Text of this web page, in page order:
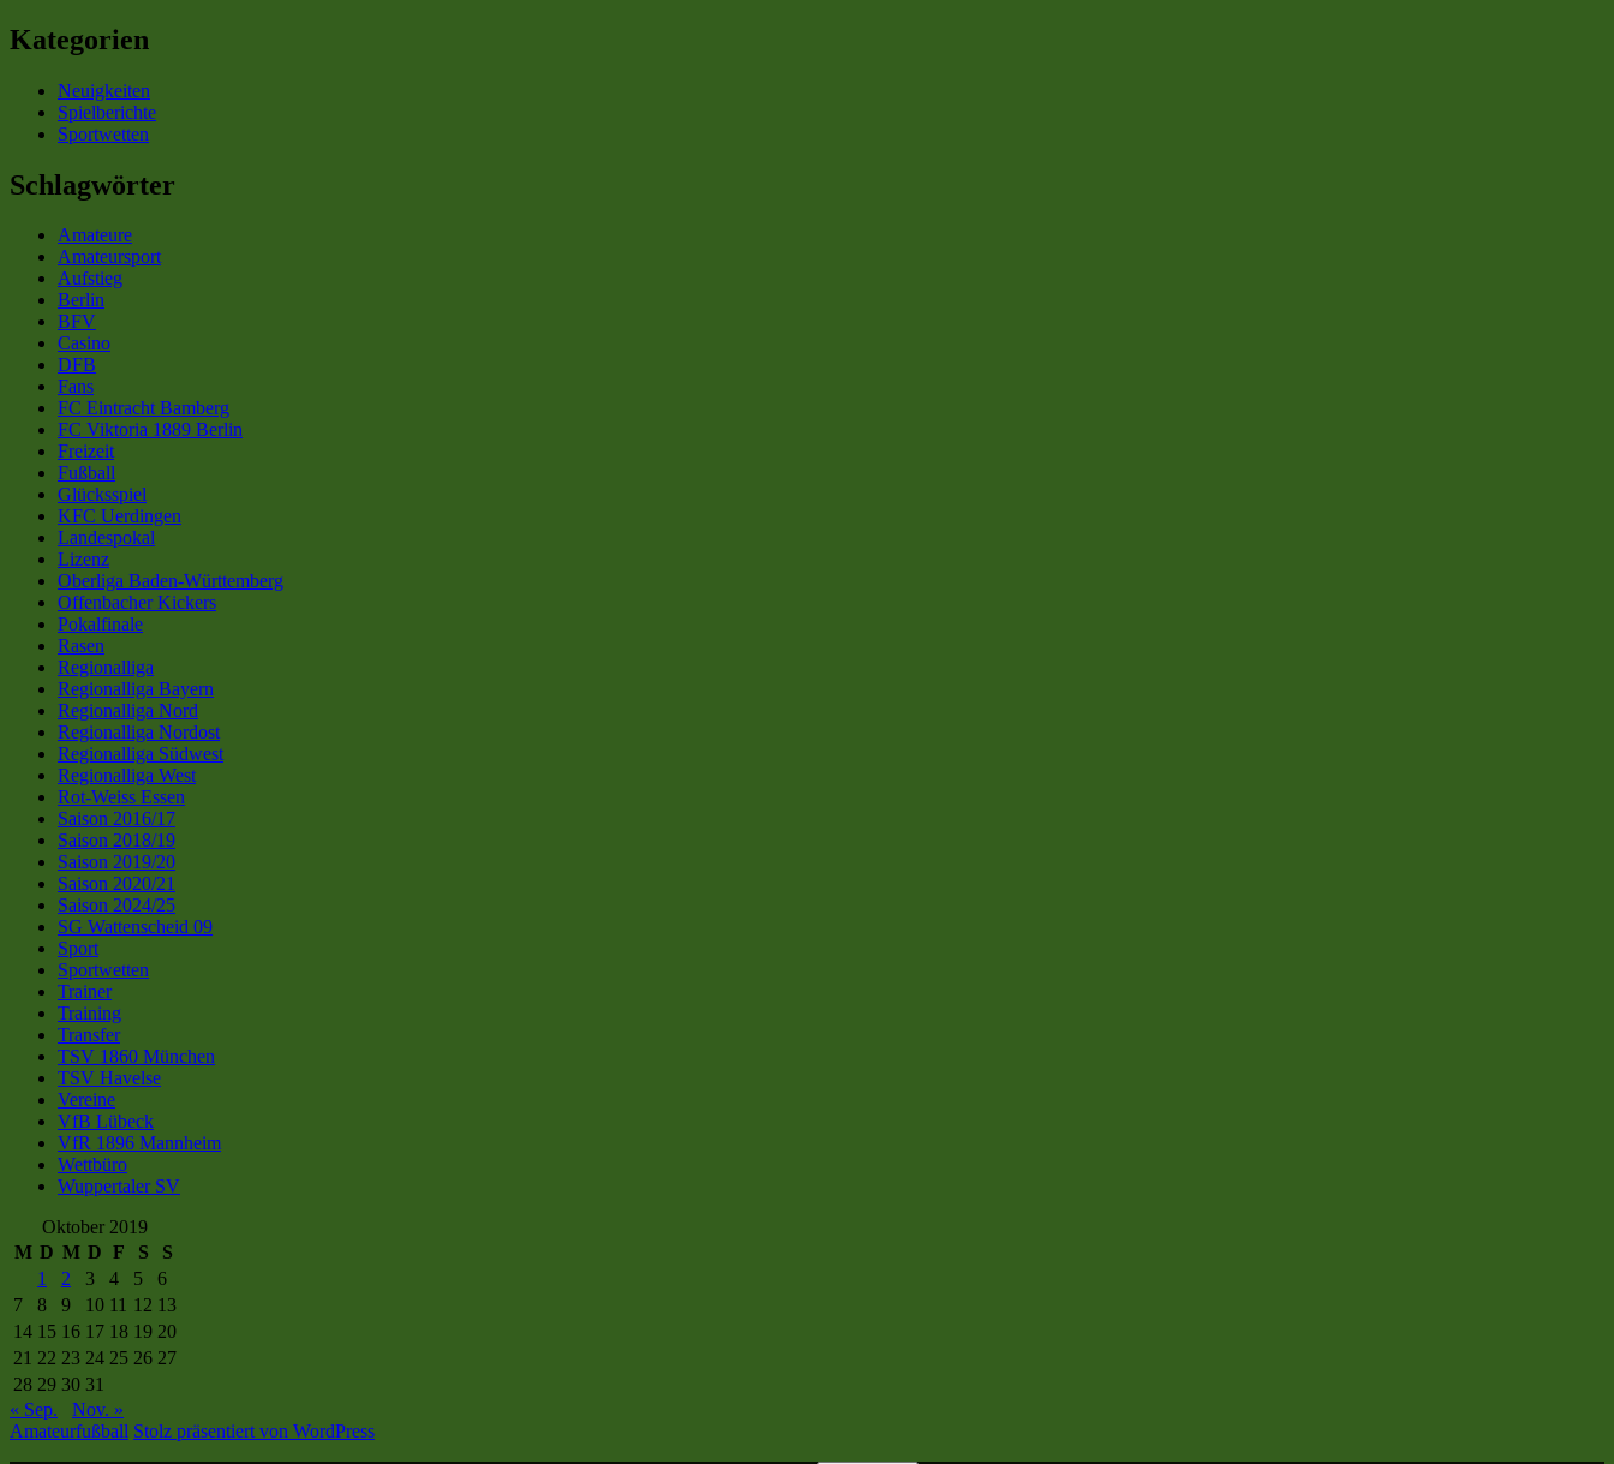
Kategorien
Neuigkeiten
Spielberichte
Sportwetten
Schlagwörter
Amateure
Amateursport
Aufstieg
Berlin
BFV
Casino
DFB
Fans
FC Eintracht Bamberg
FC Viktoria 1889 Berlin
Freizeit
Fußball
Glücksspiel
KFC Uerdingen
Landespokal
Lizenz
Oberliga Baden-Württemberg
Offenbacher Kickers
Pokalfinale
Rasen
Regionalliga
Regionalliga Bayern
Regionalliga Nord
Regionalliga Nordost
Regionalliga Südwest
Regionalliga West
Rot-Weiss Essen
Saison 2016/17
Saison 2018/19
Saison 2019/20
Saison 2020/21
Saison 2024/25
SG Wattenscheid 09
Sport
Sportwetten
Trainer
Training
Transfer
TSV 1860 München
TSV Havelse
Vereine
VfB Lübeck
VfR 1896 Mannheim
Wettbüro
Wuppertaler SV
Oktober 2019
M D M D F S
S
1
2 3 4 5
6
7
8 9 10 11 12 13
14 15 16 17 18 19 20
21 22 23 24 25 26 27
28 29 30 31
« Sep.
Nov. »
Amateurfußball Stolz präsentiert von WordPress